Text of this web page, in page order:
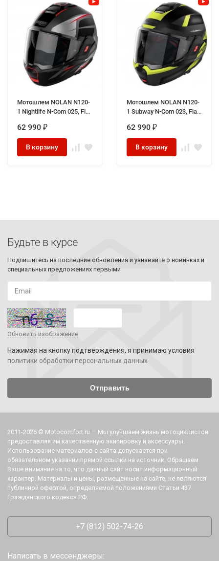
Мотошлем NOLAN N120-
1 Nightlife N-Com 025, Flat
Grey/Red/Silver/Black/Flat
Black
62 990 ₽
В корзину
Мотошлем NOLAN N120-
1 Subway N-Com 023, Flat
62 990 ₽
В корзину
Будьте в курсе
Подпишитесь на последние обновления и узнавайте о новинках и
специальных предложениях первыми
Обновить изображение
Нажимая на кнопку подтверждения, я принимаю условия
политики обработки персональных данных
2011-2026 © Motocomfort.ru — Мы улучшаем жизнь мотоциклистов
предоставляя им качественную экипировку и аксессуары.
Использование материалов с сайта допускается при
обязательном указании прямой ссылки на источник. Обращаем
Ваше внимание на то, что данный сайт носит информационный
характер. Материалы и цены, размещенные на сайте, не являются
публичной офертой, определяемой положениями Статьи 437
Гражданского кодекса РФ.
+7 (812) 502-74-26
Написать в мессенджеры: